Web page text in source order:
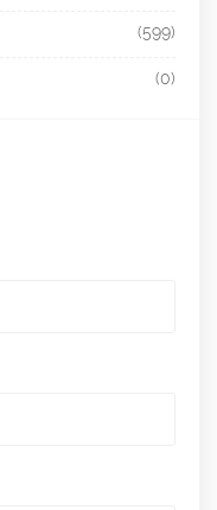
(599)
(0)